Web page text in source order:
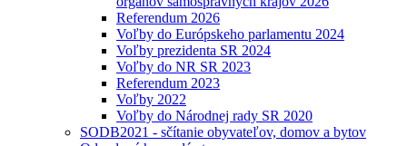
Referendum 2026
Voľby do Európskeho parlamentu 2024
Voľby prezidenta SR 2024
Voľby do NR SR 2023
Referendum 2023
Voľby 2022
Voľby do Národnej rady SR 2020
SODB2021 - sčítanie obyvateľov, domov a bytov